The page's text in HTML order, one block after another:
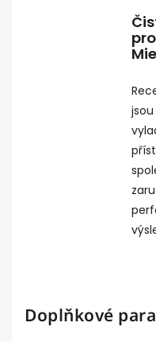
Doplňkové